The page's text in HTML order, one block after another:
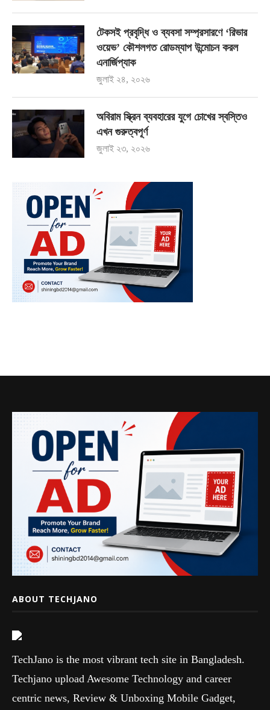
টেকসই প্রবৃদ্ধি ও ব্যবসা সম্প্রসারণে ‘রিভার
ওয়েভ’ কৌশলগত রোডম্যাপ উন্মোচন করল
এনার্জিপ্যাক
জুলাই ২৪, ২০২৬
অবিরাম স্ক্রিন ব্যবহারের যুগে চোখের স্বস্তিও
এখন গুরুত্বপূর্ণ
জুলাই ২৩, ২০২৬
ABOUT TECHJANO
TechJano is the most vibrant tech site in Bangladesh.
Techjano upload Awesome Technology and career
centric news, Review & Unboxing Mobile Gadget,